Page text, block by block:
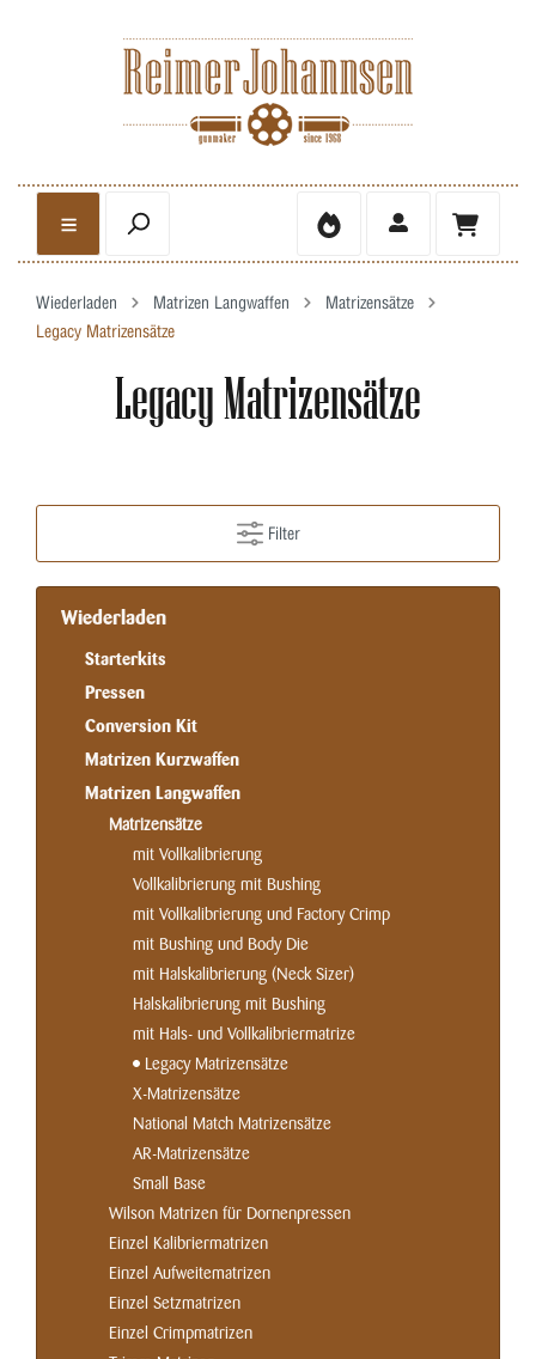
Wiederladen Matrizen Langwaffen
Matrizensätze
Legacy Matrizensätze
Legacy Matrizensätze
Filter
Wiederladen
Starterkits
Pressen
Conversion Kit
Matrizen Kurzwaffen
Matrizen Langwaffen
Matrizensätze
mit Vollkalibrierung
Vollkalibrierung mit Bushing
mit Vollkalibrierung und Factory Crimp
mit Bushing und Body Die
mit Halskalibrierung (Neck Sizer)
Halskalibrierung mit Bushing
mit Hals- und Vollkalibriermatrize
Legacy Matrizensätze
X-Matrizensätze
National Match Matrizensätze
AR-Matrizensätze
Small Base
Wilson Matrizen für Dornenpressen
Einzel Kalibriermatrizen
Einzel Aufweitematrizen
Einzel Setzmatrizen
Einzel Crimpmatrizen